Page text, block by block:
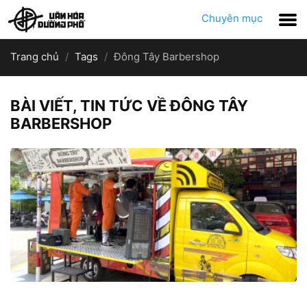
Chuyên mục
Trang chủ Tags Đông Tây Barbershop
BÀI VIẾT, TIN TỨC VỀ ĐÔNG TÂY
BARBERSHOP